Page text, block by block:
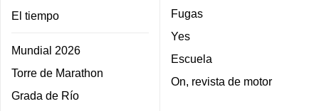
El tiempo
Mundial 2026
Torre de Marathon
Grada de Río
Fugas
Yes
Escuela
On, revista de motor